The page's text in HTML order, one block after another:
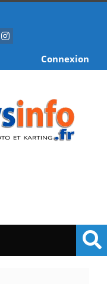
Connexion